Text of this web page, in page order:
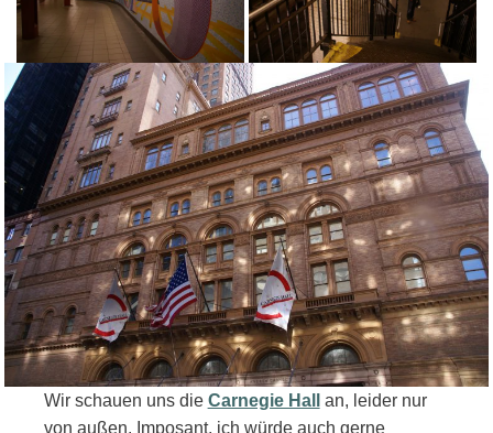
Wir schauen uns die Carnegie Hall
an, leider nur
von außen. Imposant, ich würde auch gerne